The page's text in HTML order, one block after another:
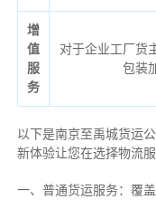
增
值
服
务
对于企业工厂货
包装
以下是南京至禹城货运
新体验让您在选择物流
一、普通货运服务：覆